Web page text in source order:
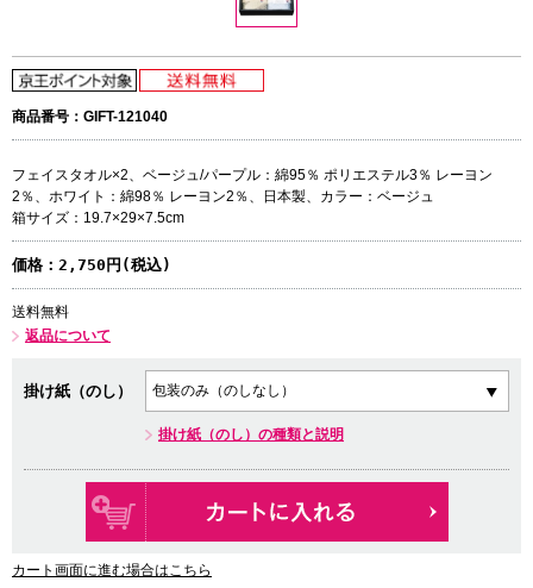
商品番号：GIFT-121040
フェイスタオル×2、ベージュ/パープル：綿95％ ポリエステル3％ レーヨン
2％、ホワイト：綿98％ レーヨン2％、日本製、カラー：ベージュ
箱サイズ：19.7×29×7.5cm
価格： 2,750円(税込)
送料無料
返品について
掛け紙（のし）
掛け紙（のし）の種類と説明
カート画面に進む場合はこちら